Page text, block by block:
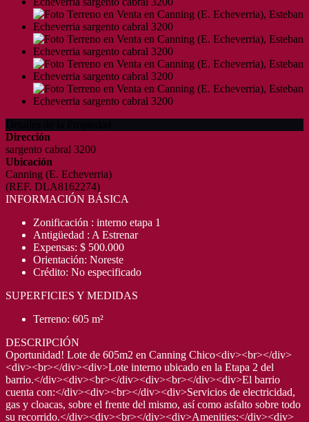
Dirección
sargento cabral 3200
Ubicación
Canning (E. Echeverria)
(REF. DLA8162274)
INFORMACIÓN BÁSICA
Zonificación : interno etapa 1
Antigüedad : A Estrenar
Expensas: $ 500.000
Orientación: Noreste
Crédito: No especificado
SUPERFICIES Y MEDIDAS
Terreno: 605 m²
DESCRIPCIÓN
Oportunidad! Lote de 605m2 en Canning Chico<div><br></div>
<div><br></div><div>Lote interno ubicado en la Etapa 2 del
barrio.</div><div><br></div><div><br></div><div>El barrio
cuenta con:</div><div><br></div><div>Servicios de electricidad,
gas y cloacas, sobre el frente del mismo, así como asfalto sobre todo
su recorrido.</div><div><br></div><div>Amenities:</div><div>